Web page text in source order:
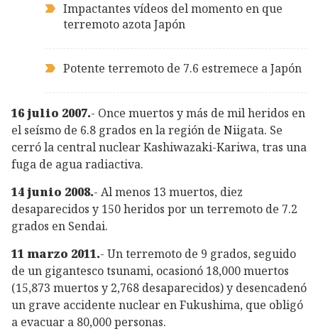
Impactantes vídeos del momento en que
terremoto azota Japón
Potente terremoto de 7.6 estremece a Japón
16 julio 2007.- Once muertos y más de mil heridos en
el seísmo de 6.8 grados en la región de Niigata. Se
cerró la central nuclear Kashiwazaki-Kariwa, tras una
fuga de agua radiactiva.
14 junio 2008.- Al menos 13 muertos, diez
desaparecidos y 150 heridos por un terremoto de 7.2
grados en Sendai.
11 marzo 2011.- Un terremoto de 9 grados, seguido
de un gigantesco tsunami, ocasionó 18,000 muertos
(15,873 muertos y 2,768 desaparecidos) y desencadenó
un grave accidente nuclear en Fukushima, que obligó
a evacuar a 80,000 personas.